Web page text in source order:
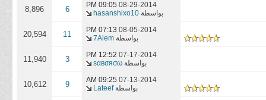
08-29-2014
09:05 PM
بواسطة hasanshixo10
6
8,896
08-05-2014
07:13 PM
بواسطة 7Alem
11
20,594
07-17-2014
12:52 PM
بواسطة ѕαвσяσω
3
11,940
07-13-2014
09:25 AM
بواسطةLateef
9
10,612